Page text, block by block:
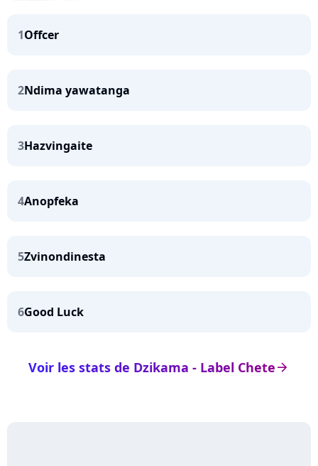
1Offcer
2Ndima yawatanga
3Hazvingaite
4Anopfeka
5Zvinondinesta
6Good Luck
arrow_right
Voir les stats de Dzikama - Label Chete